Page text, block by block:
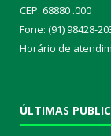
CEP: 68880 .000
Fone: (91) 98428-
Horário de
ÚLTIMAS